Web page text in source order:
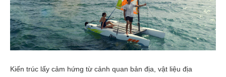
Kiến trúc lấy cảm hứng từ cảnh quan bản địa, vật liệu địa